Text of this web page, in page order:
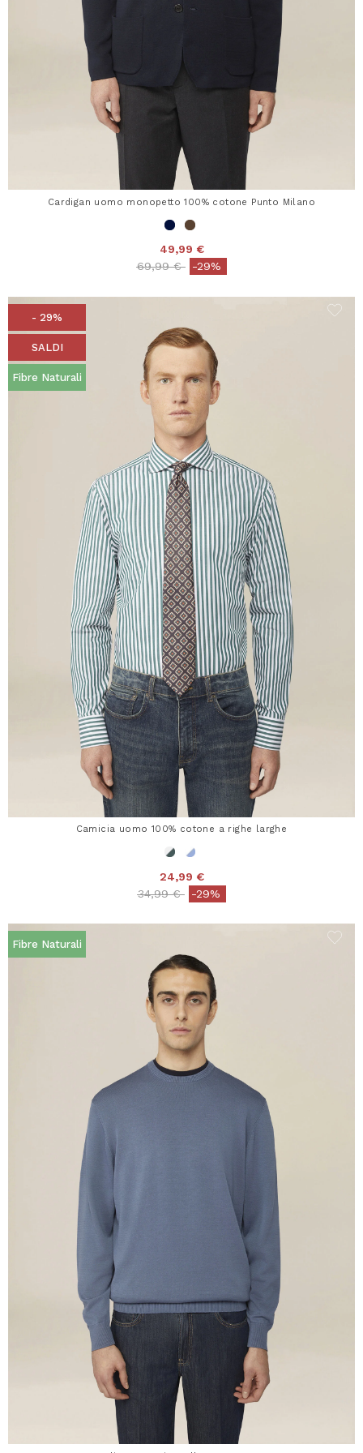
Cardigan uomo monopetto 100% cotone Punto Milano
49,99 €
Price reduced from
69,99 €to-29%
- 29%
SALDI
Fibre Naturali
Camicia uomo 100% cotone a righe larghe
24,99 €
Price reduced from
34,99 €to-29%
Fibre Naturali